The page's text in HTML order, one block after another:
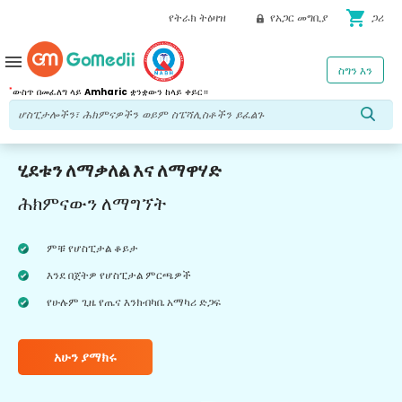
የትራክ ትዕዛዝ የአጋር መግቢያ shopping_cart ጋሪ
*ውስጥ በመፈለግ ላይ Amharic ቋንቋውን ከላይ ቀይር።
ስግን እን
menu
ሂደቱን ለማቃለል እና ለማዋሃድ
ሕክምናውን ለማግኘት
ምቹ የሆስፒታል ቆይታ
እንደ በጀትዎ የሆስፒታል ምርጫዎች
የሁሉም ጊዜ የጤና እንክብካቤ አማካሪ ድጋፍ
አሁን ያማክሩ